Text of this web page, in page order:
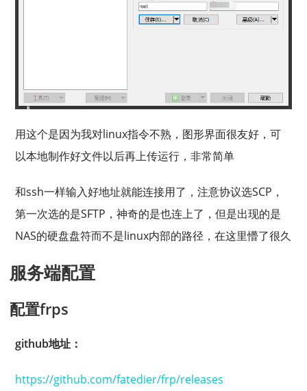
用这个是因为我对linux指令不熟，图形界面很友好，可
以本地制作好文件以后再上传运行，非常简单
和ssh一样输入好地址就能连接用了，注意协议选SCP，
第一次选的是SFTP，神奇的是也连上了，但是出现的是
NAS的硬盘盘符而不是linux内部的路径，在这里懵了很久
服务端配置
配置frps
github地址：
https://github.com/fatedier/frp/releases